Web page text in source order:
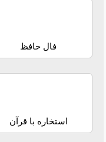
فال حافظ
استخاره با قرآن